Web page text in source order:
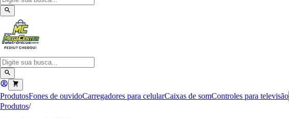
ProdutosFones de ouvidoCarregadores para celularCaixas de somControles para televisão
Produtos/